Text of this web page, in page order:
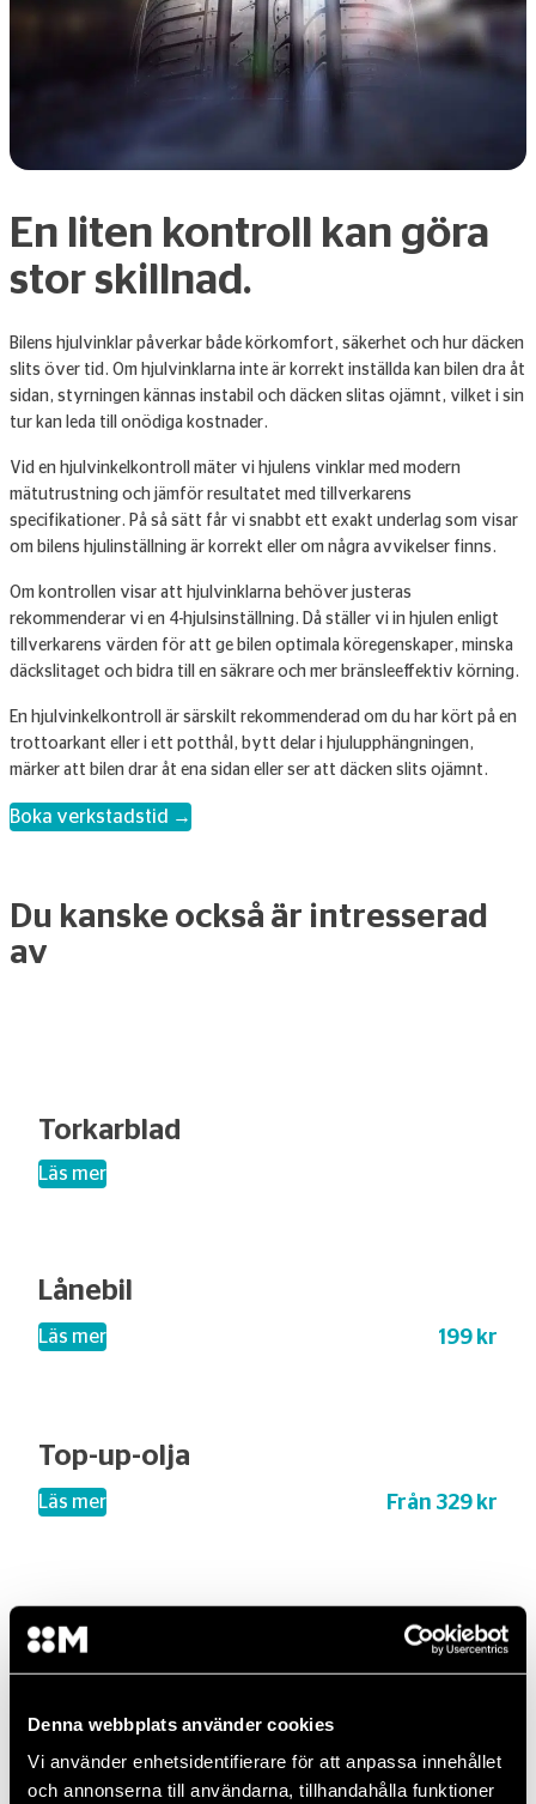
Denna webbplats använder cookies
Vi använder enhetsidentifierare för att anpassa innehållet
och annonserna till användarna, tillhandahålla funktioner
En liten kontroll kan göra
stor skillnad.
Bilens hjulvinklar påverkar både körkomfort, säkerhet och hur däcken
slits över tid. Om hjulvinklarna inte är korrekt inställda kan bilen dra åt
sidan, styrningen kännas instabil och däcken slitas ojämnt, vilket i sin
tur kan leda till onödiga kostnader.
Vid en hjulvinkelkontroll mäter vi hjulens vinklar med modern
mätutrustning och jämför resultatet med tillverkarens
specifikationer. På så sätt får vi snabbt ett exakt underlag som visar
om bilens hjulinställning är korrekt eller om några avvikelser finns.
Om kontrollen visar att hjulvinklarna behöver justeras
rekommenderar vi en 4-hjulsinställning. Då ställer vi in hjulen enligt
tillverkarens värden för att ge bilen optimala köregenskaper, minska
däckslitaget och bidra till en säkrare och mer bränsleeffektiv körning.
En hjulvinkelkontroll är särskilt rekommenderad om du har kört på en
trottoarkant eller i ett potthål, bytt delar i hjulupphängningen,
märker att bilen drar åt ena sidan eller ser att däcken slits ojämnt.
Boka verkstadstid →
Du kanske också är intresserad
av
Torkarblad
Läs mer– Torkarblad
Lånebil
Läs mer– Lånebil 199 kr
Top-up-olja
Läs mer– Top-up-olja Från 329 kr
Laga stenskott
Från 0 kr